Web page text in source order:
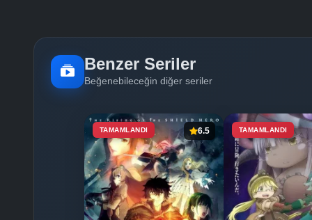
Benzer Seriler
Beğenebileceğin diğer seriler
TAMAMLANDI 6.5 TAMAMLANDI